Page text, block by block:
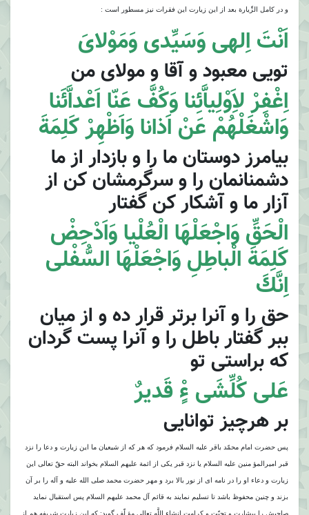
و در كامل الزِّيارة بعد از اين زيارت اين فقرات نيز مسطور است :
اَنْتَ اِلهى وَسَيِّدى وَمَوْلاىَ
تويى معبود و آقا و مولاى من
اِغْفِرْ لاَِوْلِياَّئِنا وَكُفَّ عَنّا اَعْداَّئَنا
وَاشْغَلْهُمْ عَنْ اَذانا وَاَظْهِرْ كَلِمَةَ
بيامرز دوستان ما را و بازدار از ما
دشمنانمان را و سرگرمشان كن از
آزار ما و آشكار كن گفتار
الْحَقِّ وَاجْعَلْهَا الْعُلْيا وَاَدْحِضْ
كَلِمَةَ الْباطِلِ وَاجْعَلْهَا السُّفْلى
اِنَّكَ
حق را و آنرا برتر قرار ده و از ميان
ببر گفتار باطل را و آنرا پست گردان
كه براستى تو
عَلى كُلِّشَى ءٍْ قَديرٌ
بر هرچيز توانايى
پس حضرت امام محمّد باقر عليه السلام فرمود كه هر كه از شيعيان ما اين زيارت و دعا را نزد
قبر اميرالمؤ منين عليه السلام يا نزد قبر يكى از ائمة عليهم السلام بخواند البته حقّ تعالى اين
زيارت و دعاء او را در نامه اى از نور بالا برد و مهر حضرت محمد صلى الله عليه و آله را بر آن
بزند و چنين محفوظ باشد تا تسليم نمايند به قائم آل محمد عليهم السلام پس استقبال نمايد
صاحبش را ببشارت و تحيّت و كرامت انشاء اللَّه تعالى مؤ لّف گويد: كه اين زيارت شريفه هم از